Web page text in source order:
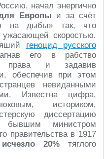
начал энергично
Европы и за счёт
на дыбы» так, что
скоростью.
геноцид русского
его в рабство
права и задавив
обеспечив при этом
невиданными
Известна цифра,
историком,
диссертацию
бывшим министром
правительства в 1917
исчезло 20% тяглого